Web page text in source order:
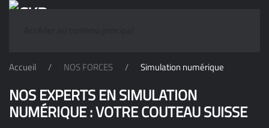
Accueil NOS FORCES Simulation numérique
NOS EXPERTS EN SIMULATION
NUMÉRIQUE : VOTRE COUTEAU SUISSE